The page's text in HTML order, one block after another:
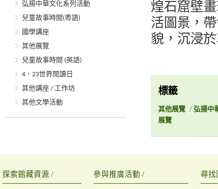
弘揚中華文化系列活動
兒童故事時間(粵語)
國學講座
其他展覽
兒童故事時間 (英語)
4．23世界閱讀日
其他講座 / 工作坊
其他文學活動
煌石窟壁
活圖景，
貌，沉浸
標籤
其他展覽 / 弘揚中
展覽
探索館藏資源 / 參與推廣活動 / 尋找